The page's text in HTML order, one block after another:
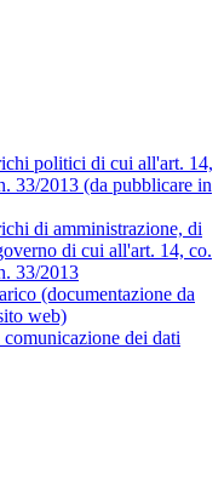
politici di cui all'art. 14,
33/2013 (da pubblicare in
di amministrazione, di
di cui all'art. 14, co.
33/2013
(documentazione da
web)
dei dati